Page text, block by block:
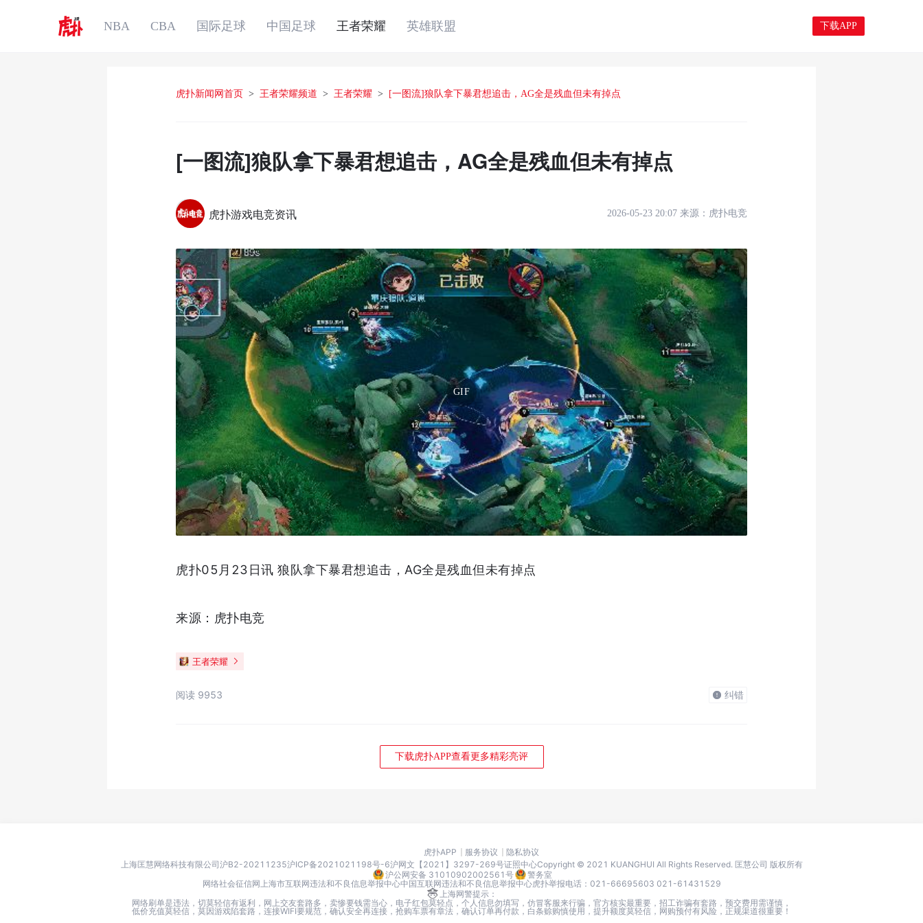
NBA CBA 国际足球 中国足球 王者荣耀 英雄联盟 下载APP
虎扑新闻网首页 > 王者荣耀频道 > 王者荣耀 > [一图流]狼队拿下暴君想追击，AG全是残血但未有掉点
[一图流]狼队拿下暴君想追击，AG全是残血但未有掉点
虎扑游戏电竞资讯 2026-05-23 20:07 来源： 虎扑电竞
GIF
虎扑05月23日讯 狼队拿下暴君想追击，AG全是残血但未有掉点
来源：虎扑电竞
王者荣耀
阅读 9953 纠错
下载虎扑APP查看更多精彩亮评
虎扑APP 服务协议
隐私协议
上海匡慧网络科技有限公司沪B2-20211235沪ICP备2021021198号-6沪网文【2021】3297-269号证照中心Copyright © 2021 KUANGHUI All Rights Reserved. 匡慧公司 版权所有
沪公网安备 31010902002561号
警务室
网络社会征信网上海市互联网违法和不良信息举报中心中国互联网违法和不良信息举报中心虎扑举报电话：021-66695603 021-61431529
上海网警提示：
网络刷单是违法，切莫轻信有返利，网上交友套路多，卖惨要钱需当心，电子红包莫轻点，个人信息勿填写，仿冒客服来行骗，官方核实最重要，招工诈骗有套路，预交费用需谨慎，
低价充值莫轻信，莫因游戏陷套路，连接WIFI要规范，确认安全再连接，抢购车票有章法，确认订单再付款，白条赊购慎使用，提升额度莫轻信，网购预付有风险，正规渠道很重要！